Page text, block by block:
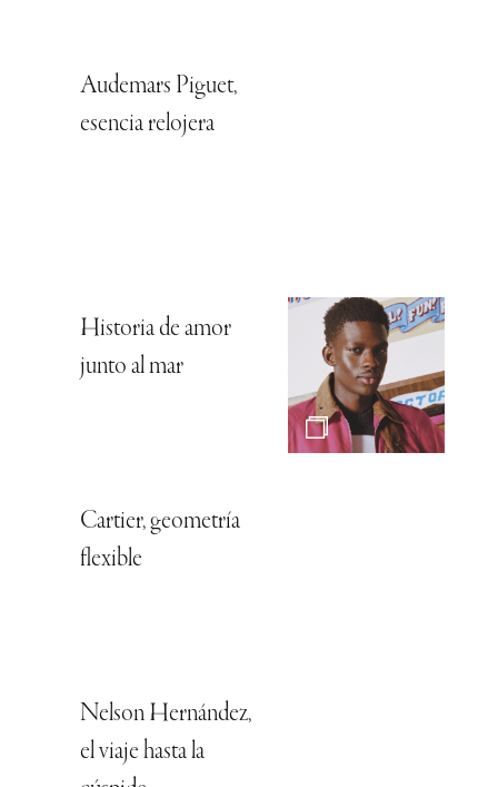
Audemars Piguet,
esencia relojera
Historia de amor
junto al mar
Cartier, geometría
flexible
Nelson Hernández,
el viaje hasta la